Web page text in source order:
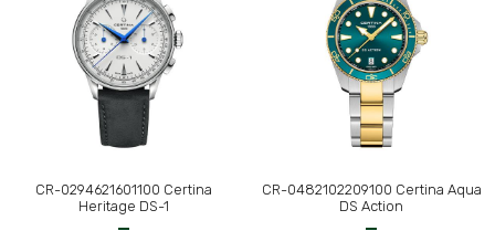
CR-0482102209100 Certina Aqua
DS Action
CR-0294621601100 Certina
Heritage DS-1